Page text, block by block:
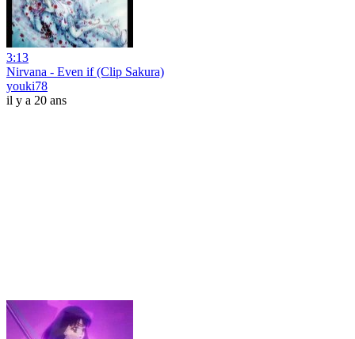
3:13
Nirvana - Even if (Clip Sakura)
youki78
il y a 20 ans